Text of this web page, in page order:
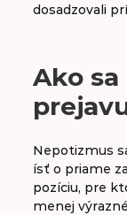
Networking
dosadzovali
Ako
Nepotizmus
ísť o priame
pozíciu, pre
menej